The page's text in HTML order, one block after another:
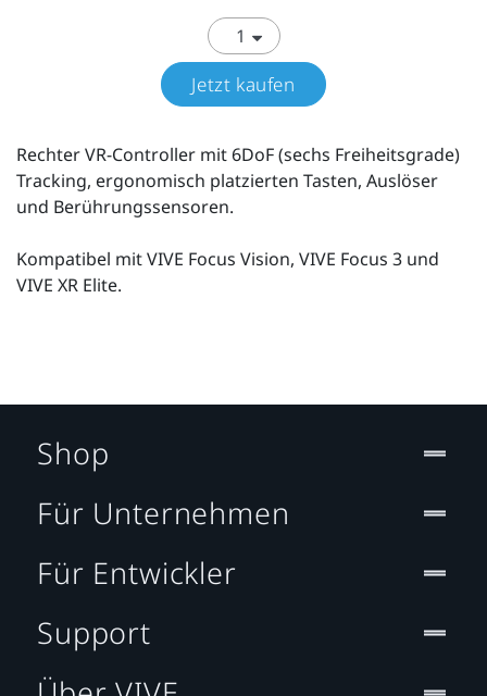
Jetzt kaufen
Rechter VR-Controller mit 6DoF (sechs Freiheitsgrade)
Tracking, ergonomisch platzierten Tasten, Auslöser
und Berührungssensoren.
Kompatibel mit VIVE Focus Vision, VIVE Focus 3 und
VIVE XR Elite.
Shop
Für Unternehmen
Für Entwickler
Support